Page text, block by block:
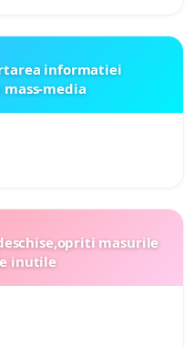
informatiei
media
masurile
inutile